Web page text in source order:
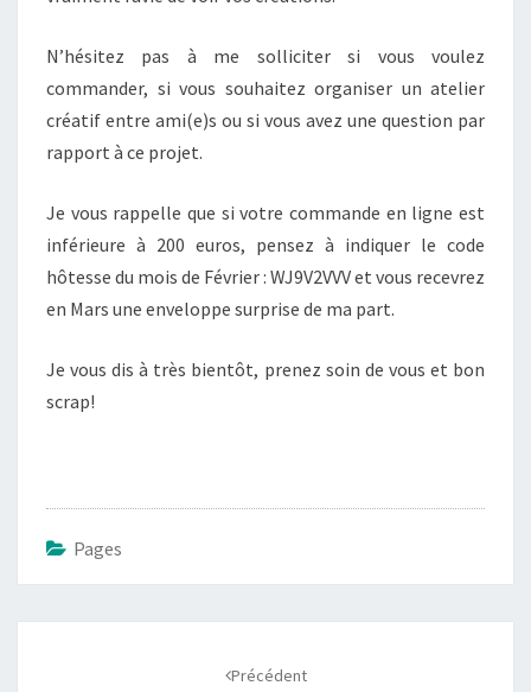
N’hésitez pas à me solliciter si vous voulez
commander, si vous souhaitez organiser un atelier
créatif entre ami(e)s ou si vous avez une question par
rapport à ce projet.
Je vous rappelle que si votre commande en ligne est
inférieure à 200 euros, pensez à indiquer le code
hôtesse du mois de Février : WJ9V2VVV et vous recevrez
en Mars une enveloppe surprise de ma part.
Je vous dis à très bientôt, prenez soin de vous et bon
scrap!
Pages
Précédent